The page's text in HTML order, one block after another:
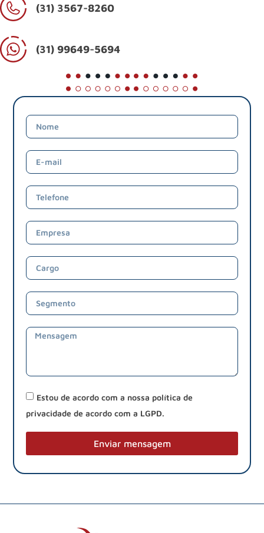
(31) 3567-8260
(31) 99649-5694
Estou de acordo com a nossa política de
privacidade de acordo com a LGPD.
Enviar mensagem